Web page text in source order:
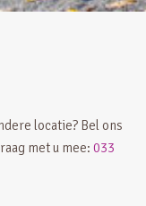
locatie? Bel ons
met u mee: 033